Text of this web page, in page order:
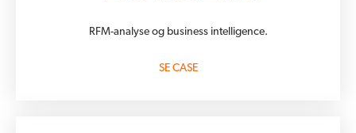
RFM-analyse og business intelligence.
SE CASE